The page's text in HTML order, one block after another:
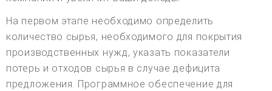
На первом этапе необходимо определить
количество сырья, необходимого для покрытия
производственных нужд, указать показатели
потерь и отходов сырья в случае дефицита
предложения. Программное обеспечение для